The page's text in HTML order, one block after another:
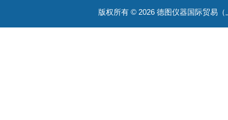
温湿度仪器
版权所有 © 2026 德图仪器国际贸易